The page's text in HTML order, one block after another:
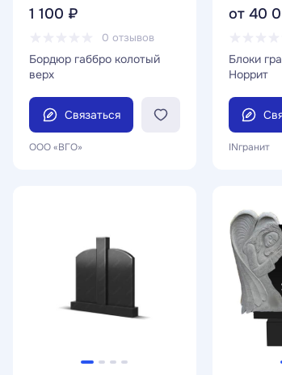
1 100 ₽
0 отзывов
Бордюр габбро колотый
верх
Связаться
ООО «ВГО»
от 40
Блоки
Норрит
INгранит